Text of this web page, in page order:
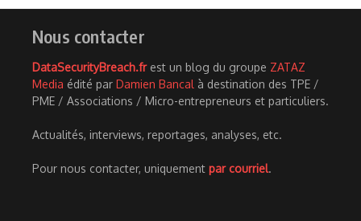
Nous contacter
DataSecurityBreach.frest un blog du groupe ZATAZ
Media édité par Damien Bancal à destination des TPE /
PME / Associations / Micro-entrepreneurs et particuliers.
Actualités, interviews, reportages, analyses, etc.
Pour nous contacter, uniquement par courriel.